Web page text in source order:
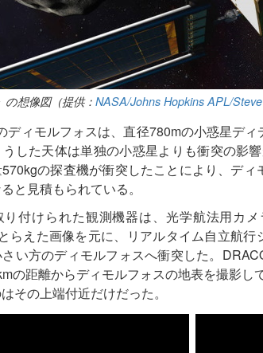
の想像図（提供：NASA/Johns Hopkins APL/
ディモルフォスは、直径780mの小惑星デ
した天体は単独の小惑星よりも衝突の影
の探査機が衝突したことにより、デ
と見積もられている。
り付けられた観測機器は、光学航法用カ
らえた画像を元に、リアルタイム自立航
い方のディモルフォスへ衝突した。
の距離からディモルフォスの地表を撮影
その上端付近だけだった。